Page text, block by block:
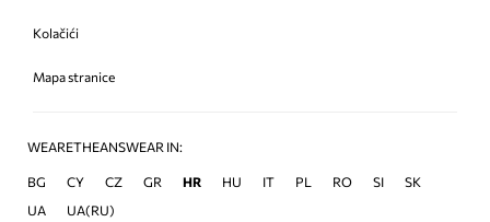
Kolačići
Mapa stranice
WEARETHEANSWEAR IN:
BG CY CZ GR HR HU IT PL RO SI
SK
UA
UA(RU)